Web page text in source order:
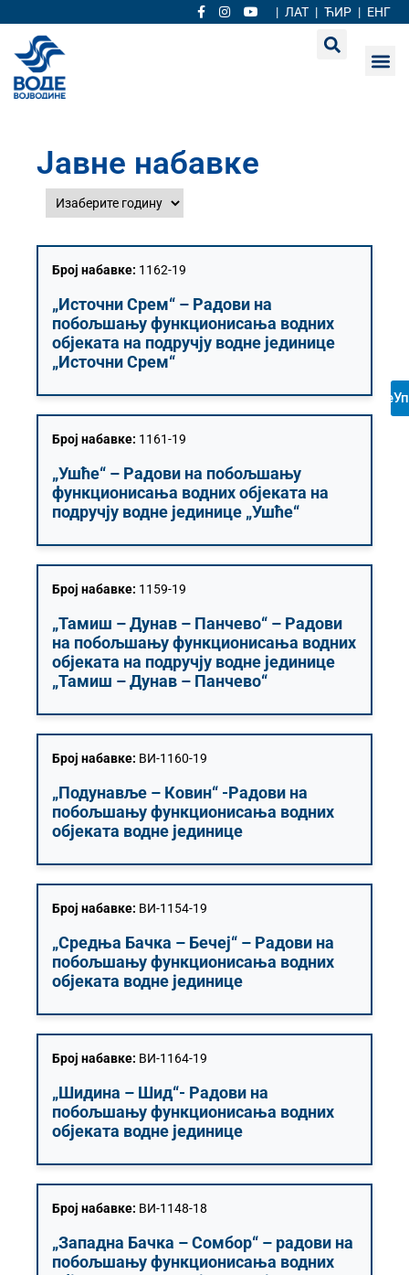
| ЛАТ | ЋИР | ЕНГ
Јавне набавке
Број набавке: 1162-19
„Источни Срем“ – Радови на
побољшању функционисања водних
објеката на подручју водне јединице
„Источни Срем“
Број набавке: 1161-19
„Ушће“ – Радови на побољшању
функционисања водних објеката на
подручју водне јединице „Ушће“
Број набавке: 1159-19
„Тамиш – Дунав – Панчево“ – Радови
на побољшању функционисања водних
објеката на подручју водне јединице
„Тамиш – Дунав – Панчево“
Број набавке: ВИ-1160-19
„Подунавље – Ковин“ -Радови на
побољшању функционисања водних
објеката водне јединице
Број набавке: ВИ-1154-19
„Средња Бачка – Бечеј“ – Радови на
побољшању функционисања водних
објеката водне јединице
Број набавке: ВИ-1164-19
„Шидина – Шид“- Радови на
побољшању функционисања водних
објеката водне јединице
Број набавке: ВИ-1148-18
„Западна Бачка – Сомбор“ – радови на
побољшању функционисања водних